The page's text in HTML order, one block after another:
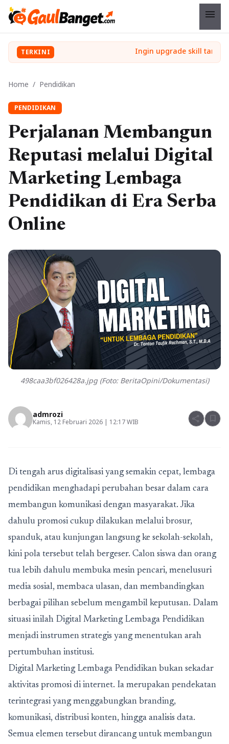
menu
TERKINI
Home / Pendidikan
PENDIDIKAN
Perjalanan Membangun
Reputasi melalui Digital
Marketing Lembaga
Pendidikan di Era Serba
Online
498caa3bf026428a.jpg (Foto: BeritaOpini/Dokumentasi)
admrozi
Kamis, 12 Februari 2026 | 12:17 WIB share bookmark
Di tengah arus digitalisasi yang semakin cepat, lembaga
pendidikan menghadapi perubahan besar dalam cara
membangun komunikasi dengan masyarakat. Jika
dahulu promosi cukup dilakukan melalui brosur,
spanduk, atau kunjungan langsung ke sekolah-sekolah,
kini pola tersebut telah bergeser. Calon siswa dan orang
tua lebih dahulu membuka mesin pencari, menelusuri
media sosial, membaca ulasan, dan membandingkan
berbagai pilihan sebelum mengambil keputusan. Dalam
situasi inilah Digital Marketing Lembaga Pendidikan
menjadi instrumen strategis yang menentukan arah
pertumbuhan institusi.
Digital Marketing Lembaga Pendidikan bukan sekadar
aktivitas promosi di internet. Ia merupakan pendekatan
terintegrasi yang menggabungkan branding,
komunikasi, distribusi konten, hingga analisis data.
Semua elemen tersebut dirancang untuk membangun